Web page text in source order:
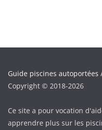
Guide piscines autoportées
Copyright © 2018-2026
Ce site a pour vocation
apprendre plus sur les